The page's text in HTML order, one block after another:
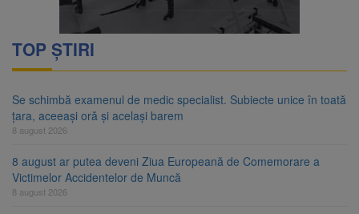
TOP ȘTIRI
Se schimbă examenul de medic specialist. Subiecte unice în toată
țara, aceeași oră și același barem
8 august 2026
8 august ar putea deveni Ziua Europeană de Comemorare a
Victimelor Accidentelor de Muncă
8 august 2026